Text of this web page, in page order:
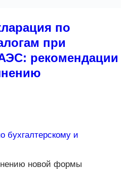
по
при
рекомендации
бухгалтерскому и
новой формы